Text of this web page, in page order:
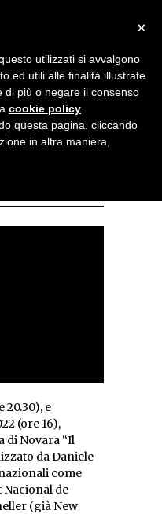
PER DANZATORI,
della
Nero” a
20.30), e
(ore 16),
di Novara “Il
da Daniele
come
Nacional de
(già New
×
utilizzati si avvalgono
ed utili alle finalità illustrate
di più o negare il consenso
cookie policy
questa pagina, cliccando
in altra maniera,